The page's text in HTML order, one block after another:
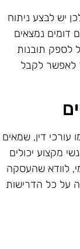
יש לבצע ניתוח
נמצאים
לספק תובנות
לאפשר לקבל
דין, שמאים
מקצוע יכולים
לוודא שהעסקה
על כל הדרישות